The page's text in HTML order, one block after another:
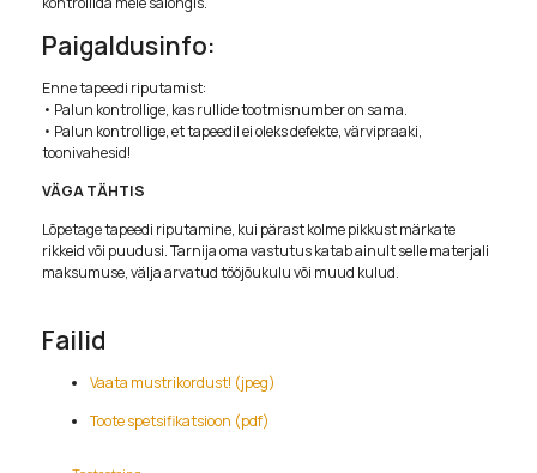
Paigaldusinfo:
Enne tapeedi riputamist:
• Palun kontrollige, kas rullide tootmisnumber on sama.
• Palun kontrollige, et tapeedil ei oleks defekte, värvipraaki,
toonivahesid!
VÄGA TÄHTIS
Lõpetage tapeedi riputamine, kui pärast kolme pikkust märkate
rikkeid või puudusi. Tarnija oma vastutus katab ainult selle materjali
maksumuse, välja arvatud tööjõukulu või muud kulud.
Failid
Vaata mustrikordust! (jpeg)
Toote spetsifikatsioon (pdf)